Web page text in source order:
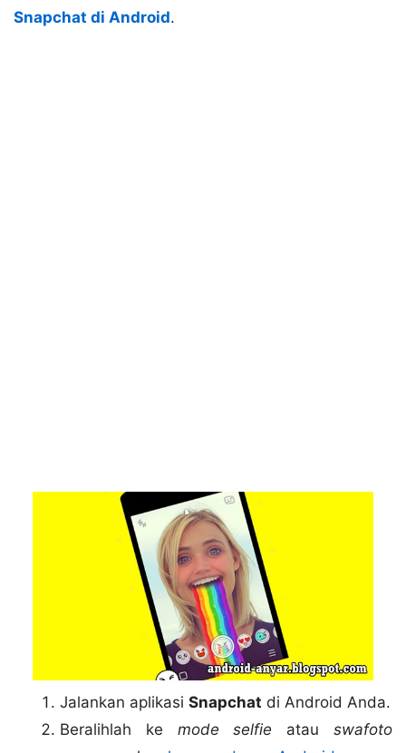
Snapchat di Android.
Jalankan aplikasi Snapchat di Android Anda.
Beralihlah ke mode selfie atauswafoto